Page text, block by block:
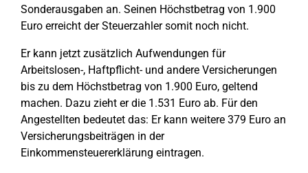
Sonderausgaben an. Seinen Höchstbetrag von 1.900
Euro erreicht der Steuerzahler somit noch nicht.
Er kann jetzt zusätzlich Aufwendungen für
Arbeitslosen-, Haftpflicht- und andere Versicherungen
bis zu dem Höchstbetrag von 1.900 Euro, geltend
machen. Dazu zieht er die 1.531 Euro ab. Für den
Angestellten bedeutet das: Er kann weitere 379 Euro an
Versicherungsbeiträgen in der
Einkommensteuererklärung eintragen.